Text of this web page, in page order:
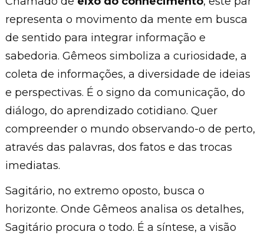
representa o movimento da mente em busca
de sentido para integrar informação e
sabedoria. Gêmeos simboliza a curiosidade, a
coleta de informações, a diversidade de ideias
e perspectivas. É o signo da comunicação, do
diálogo, do aprendizado cotidiano. Quer
compreender o mundo observando-o de perto,
através das palavras, dos fatos e das trocas
imediatas.
Sagitário, no extremo oposto, busca o
horizonte. Onde Gêmeos analisa os detalhes,
Sagitário procura o todo. É a síntese, a visão